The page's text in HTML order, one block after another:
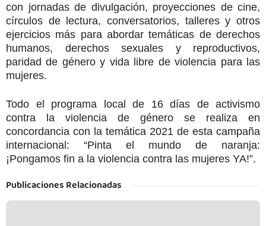
con jornadas de divulgación, proyecciones de cine,
círculos de lectura, conversatorios, talleres y otros
ejercicios más para abordar temáticas de derechos
humanos, derechos sexuales y reproductivos,
paridad de género y vida libre de violencia para las
mujeres.
Todo el programa local de 16 días de activismo
contra la violencia de género se realiza en
concordancia con la temática 2021 de esta campaña
internacional: “Pinta el mundo de naranja:
¡Pongamos fin a la violencia contra las mujeres YA!”.
Publicaciones Relacionadas